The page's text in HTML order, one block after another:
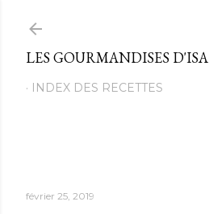
LES GOURMANDISES D'ISA
INDEX DES RECETTES
février 25, 2019